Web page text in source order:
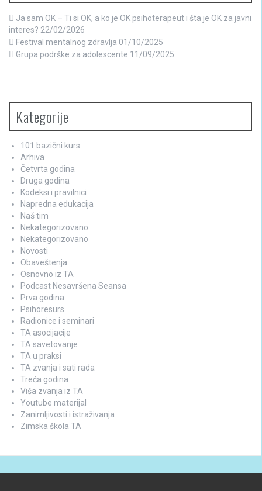
Ja sam OK – Ti si OK, a ko je OK psihoterapeut i šta je OK za javni
interes? 22/02/2026
Festival mentalnog zdravlja 01/10/2025
Grupa podrške za adolescente 11/09/2025
Kategorije
101 bazični kurs
Arhiva
Četvrta godina
Druga godina
Kodeksi i pravilnici
Napredna edukacija
Naš tim
Nekategorizovano
Nekategorizovano
Novosti
Obaveštenja
Osnovno iz TA
Podcast Nesavršena Seansa
Prva godina
Psihoresurs
Radionice i seminari
TA asocijacije
TA savetovanje
TA u praksi
TA zvanja i sati rada
Treća godina
Viša zvanja iz TA
Youtube materijal
Zanimljivosti i istraživanja
Zimska škola TA